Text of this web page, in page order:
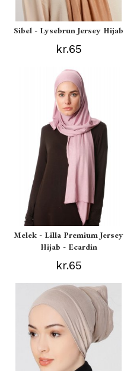
Sibel - Lysebrun Jersey Hijab
kr.65
Melek - Lilla Premium Jersey
Hijab - Ecardin
kr.65